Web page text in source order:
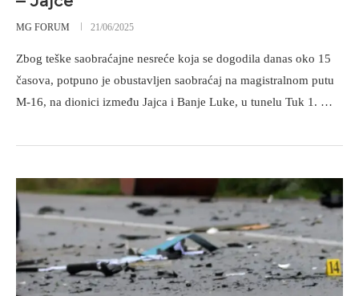
MG FORUM 21/06/2025
Zbog teške saobraćajne nesreće koja se dogodila danas oko 15
časova, potpuno je obustavljen saobraćaj na magistralnom putu
M-16, na dionici između Jajca i Banje Luke, u tunelu Tuk 1. …